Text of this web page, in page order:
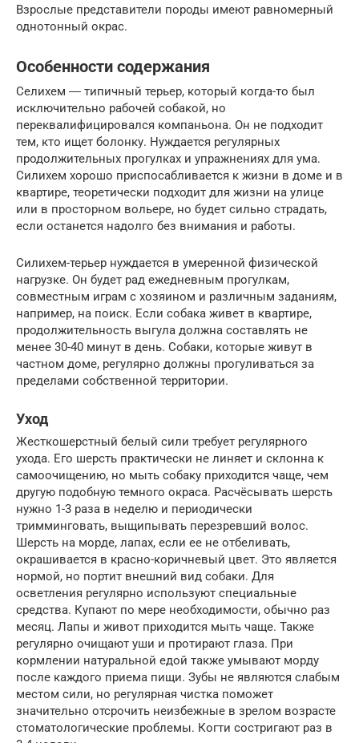
Взрослые представители породы имеют равномерный
однотонный окрас.
Особенности содержания
Селихем ― типичный терьер, который когда-то был
исключительно рабочей собакой, но
переквалифицировался компаньона. Он не подходит
тем, кто ищет болонку. Нуждается регулярных
продолжительных прогулках и упражнениях для ума.
Силихем хорошо приспосабливается к жизни в доме и в
квартире, теоретически подходит для жизни на улице
или в просторном вольере, но будет сильно страдать,
если останется надолго без внимания и работы.
Силихем-терьер нуждается в умеренной физической
нагрузке. Он будет рад ежедневным прогулкам,
совместным играм с хозяином и различным заданиям,
например, на поиск. Если собака живет в квартире,
продолжительность выгула должна составлять не
менее 30-40 минут в день. Собаки, которые живут в
частном доме, регулярно должны прогуливаться за
пределами собственной территории.
Уход
Жесткошерстный белый сили требует регулярного
ухода. Его шерсть практически не линяет и склонна к
самоочищению, но мыть собаку приходится чаще, чем
другую подобную темного окраса. Расчёсывать шерсть
нужно 1-3 раза в неделю и периодически
тримминговать, выщипывать перезревший волос.
Шерсть на морде, лапах, если ее не отбеливать,
окрашивается в красно-коричневый цвет. Это является
нормой, но портит внешний вид собаки. Для
осветления регулярно используют специальные
средства. Купают по мере необходимости, обычно раз
месяц. Лапы и живот приходится мыть чаще. Также
регулярно очищают уши и протирают глаза. При
кормлении натуральной едой также умывают морду
после каждого приема пищи. Зубы не являются слабым
местом сили, но регулярная чистка поможет
значительно отсрочить неизбежные в зрелом возрасте
стоматологические проблемы. Когти состригают раз в